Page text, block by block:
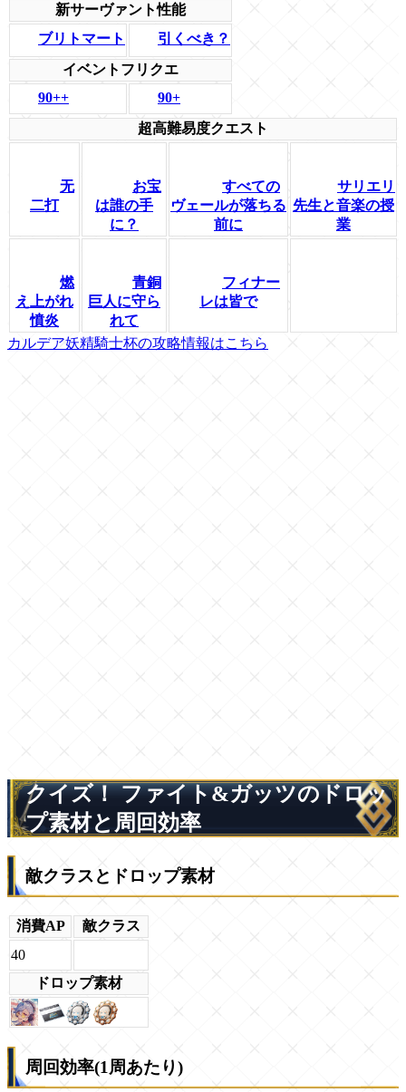
新サーヴァント性能
ブリトマート
引くべき？
イベントフリクエ
90++
90+
超高難易度クエスト
无
二打
お宝
は誰の手
に？
すべての
ヴェールが落ちる
前に
サリエリ
先生と音楽の授
業
燃
え上がれ
憤炎
青銅
巨人に守ら
れて
フィナー
レは皆で
カルデア妖精騎士杯の攻略情報はこちら
クイズ！ ファイト&ガッツのドロッ
プ素材と周回効率
敵クラスとドロップ素材
消費AP
敵クラス
40
ドロップ素材
周回効率(1周あたり)